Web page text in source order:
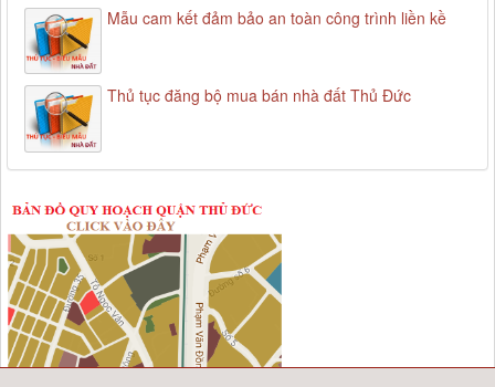
Mẫu cam kết đảm bảo an toàn công trình liền kề
Thủ tục đăng bộ mua bán nhà đất Thủ Đức